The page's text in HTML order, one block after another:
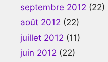
septembre 2012 (22)
août 2012 (22)
juillet 2012 (11)
juin 2012 (22)